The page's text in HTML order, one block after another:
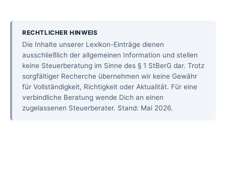
RECHTLICHER HINWEIS
Die Inhalte unserer Lexikon-Einträge dienen
ausschließlich der allgemeinen Information und stellen
keine Steuerberatung im Sinne des § 1 StBerG dar. Trotz
sorgfältiger Recherche übernehmen wir keine Gewähr
für Vollständigkeit, Richtigkeit oder Aktualität. Für eine
verbindliche Beratung wende Dich an einen
zugelassenen Steuerberater. Stand: Mai 2026.